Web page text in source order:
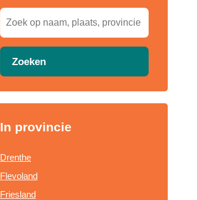
Zoeken
In provincie
Drenthe
Flevoland
Friesland